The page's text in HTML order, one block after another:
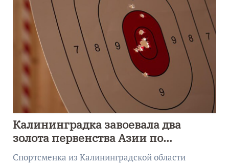
Калининградка завоевала два
золота первенства Азии по
метанию ножа
Спортсменка из Калининградской области